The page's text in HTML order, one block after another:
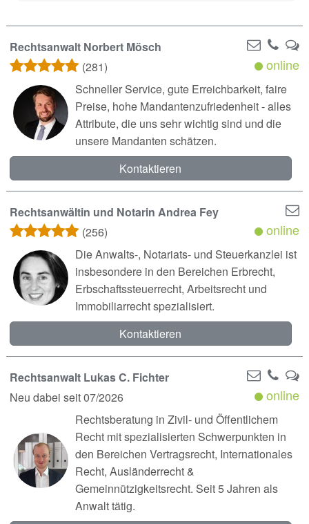
Rechtsanwalt Norbert Mösch
(281)
online
Schneller Service, gute Erreichbarkeit, faire
Preise, hohe Mandantenzufriedenheit - alles
Attribute, die uns sehr wichtig sind und die
unsere Mandanten schätzen.
Kontaktieren
Rechtsanwältin und Notarin Andrea Fey
(256)
online
Die Anwalts-, Notariats- und Steuerkanzlei ist
insbesondere in den Bereichen Erbrecht,
Erbschaftssteuerrecht, Arbeitsrecht und
Immobiliarrecht spezialisiert.
Kontaktieren
Rechtsanwalt Lukas C. Fichter
Neu dabei seit 07/2026
online
Rechtsberatung in Zivil- und Öffentlichem
Recht mit spezialisierten Schwerpunkten in
den Bereichen Vertragsrecht, Internationales
Recht, Ausländerrecht &
Gemeinnützigkeitsrecht. Seit 5 Jahren als
Anwalt tätig.